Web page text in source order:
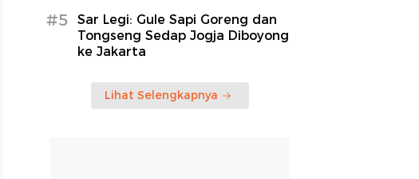
#5
Sar Legi: Gule Sapi Goreng dan
Tongseng Sedap Jogja Diboyong
ke Jakarta
Lihat Selengkapnya